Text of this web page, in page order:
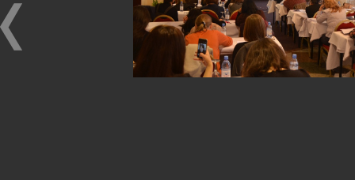
законодательстве:
Обязательное
медицинское страхование,